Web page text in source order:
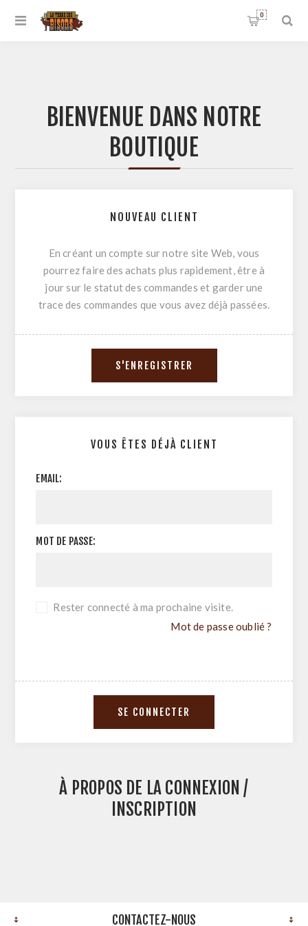
0
BIENVENUE DANS NOTRE
BOUTIQUE
NOUVEAU CLIENT
En créant un compte sur notre site Web, vous
pourrez faire des achats plus rapidement, être à
jour sur le statut des commandes et garder une
trace des commandes que vous avez déjà passées.
VOUS ÊTES DÉJÀ CLIENT
EMAIL:
MOT DE PASSE:
Rester connecté à ma prochaine visite.
Mot de passe oublié ?
À PROPOS DE LA CONNEXION /
INSCRIPTION
CONTACTEZ-NOUS